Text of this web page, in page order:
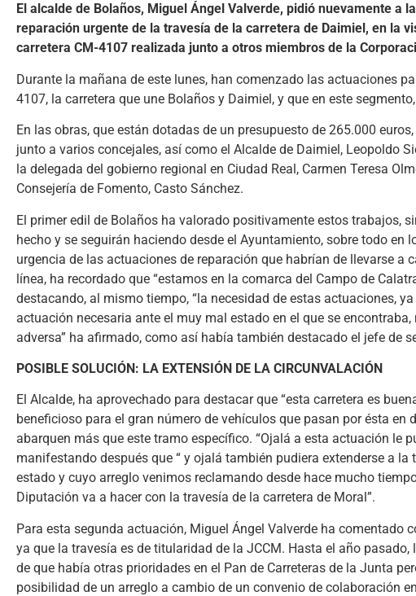
El alcalde de Bolaños, Miguel Ángel Valverde, pidió nuevamente a
reparación urgente de la travesía de la carretera de Daimiel, en la
carretera CM-4107 realizada junto a otros miembros de la
Durante la mañana de este lunes, han comenzado las actuaciones
4107, la carretera que une Bolaños y Daimiel, y que en este
En las obras, que están dotadas de un presupuesto de 265.000
junto a varios concejales, así como el Alcalde de Daimiel, Leopoldo
la delegada del gobierno regional en Ciudad Real, Carmen Teresa
Consejería de Fomento, Casto Sánchez.
El primer edil de Bolaños ha valorado positivamente estos trabajos,
hecho y se seguirán haciendo desde el Ayuntamiento, sobre todo
urgencia de las actuaciones de reparación que habrían de llevarse a
línea, ha recordado que “estamos en la comarca del Campo de
destacando, al mismo tiempo, “la necesidad de estas actuaciones,
actuación necesaria ante el muy mal estado en el que se
adversa” ha afirmado, como así había también destacado el jefe de
POSIBLE SOLUCIÓN: LA EXTENSIÓN DE LA CIRCUNVALACIÓN
El Alcalde, ha aprovechado para destacar que “esta carretera es
beneficioso para el gran número de vehículos que pasan por ésta
abarquen más que este tramo específico. “Ojalá a esta actuación le
manifestando después que “ y ojalá también pudiera extenderse a
estado y cuyo arreglo venimos reclamando desde hace mucho
Diputación va a hacer con la travesía de la carretera de Moral”.
Para esta segunda actuación, Miguel Ángel Valverde ha comentado
ya que la travesía es de titularidad de la JCCM. Hasta el año
de que había otras prioridades en el Pan de Carreteras de la Junta
posibilidad de un arreglo a cambio de un convenio de colaboración